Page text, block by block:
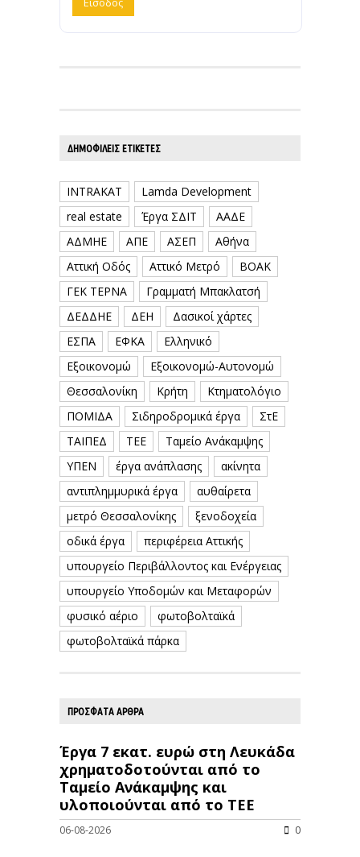
ΔΗΜΟΦΙΛΕΊΣ ΕΤΙΚΈΤΕΣ
INTRAKAT
Lamda Development
real estate
Έργα ΣΔΙΤ
ΑΑΔΕ
ΑΔΜΗΕ
ΑΠΕ ΑΣΕΠ
Αθήνα
Αττική Οδός
Αττικό Μετρό
ΒΟΑΚ
ΓΕΚ ΤΕΡΝΑ
Γραμματή Μπακλατσή
ΔΕΔΔΗΕ
ΔΕΗ
Δασικοί χάρτες
ΕΣΠΑ
ΕΦΚΑ
Ελληνικό
Εξοικονομώ
Εξοικονομώ-Αυτονομώ
Θεσσαλονίκη
Κρήτη
Κτηματολόγιο
ΠΟΜΙΔΑ
Σιδηροδρομικά έργα
ΣτΕ
ΤΑΙΠΕΔ
ΤΕΕ
Ταμείο Ανάκαμψης
ΥΠΕΝ
έργα ανάπλασης
ακίνητα
αντιπλημμυρικά έργα
αυθαίρετα
μετρό Θεσσαλονίκης
ξενοδοχεία
οδικά έργα
περιφέρεια Αττικής
υπουργείο Περιβάλλοντος και Ενέργειας
υπουργείο Υποδομών και Μεταφορών
φυσικό αέριο
φωτοβολταϊκά
φωτοβολταϊκά πάρκα
ΠΡΟΣΦΑΤΑ ΑΡΘΡΑ
Έργα 7 εκατ. ευρώ στη Λευκάδα
χρηματοδοτούνται από το
Ταμείο Ανάκαμψης και
υλοποιούνται από το ΤΕΕ
06-08-2026 0